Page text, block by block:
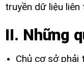
truyền dữ liệu
II. Những
Chủ cơ sở